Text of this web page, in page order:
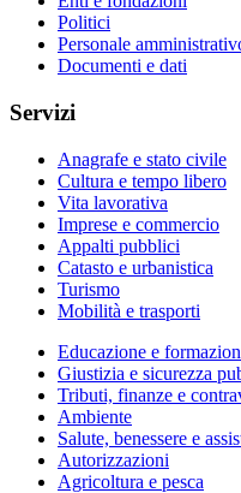
Politici
Personale
Documenti e dati
Servizi
Anagrafe e stato civile
Cultura e tempo libero
Vita lavorativa
Imprese e commercio
Appalti pubblici
Catasto e urbanistica
Turismo
Mobilità e trasporti
Educazione e
Giustizia e sicurezza
Tributi, finanze e
Ambiente
Salute, benessere e
Autorizzazioni
Agricoltura e pesca